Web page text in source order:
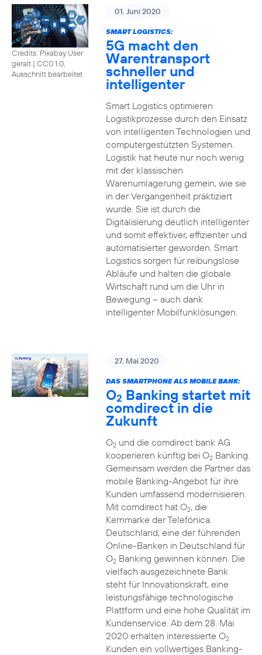
Credits: Pixabay User
geralt | CC0 1.0,
Ausschnitt bearbeitet
01. Juni 2020
SMART LOGISTICS:
5G macht den
Warentransport
schneller und
intelligenter
Smart Logistics optimieren
Logistikprozesse durch den Einsatz
von intelligenten Technologien und
computergestützten Systemen.
Logistik hat heute nur noch wenig
mit der klassischen
Warenumlagerung gemein, wie sie
in der Vergangenheit praktiziert
wurde. Sie ist durch die
Digitalisierung deutlich intelligenter
und somit effektiver, effizienter und
automatisierter geworden. Smart
Logistics sorgen für reibungslose
Abläufe und halten die globale
Wirtschaft rund um die Uhr in
Bewegung – auch dank
intelligenter Mobilfunklösungen.
27. Mai 2020
DAS SMARTPHONE ALS MOBILE BANK:
O2 Banking startet mit
comdirect in die
Zukunft
O2und die comdirect bank AG
kooperieren künftig bei O2Banking.
Gemeinsam werden die Partner das
mobile Banking-Angebot für ihre
Kunden umfassend modernisieren.
Mit comdirect hat O2, die
Kernmarke der Telefónica
Deutschland, eine der führenden
Online-Banken in Deutschland für
O2Banking gewinnen können. Die
vielfach ausgezeichnete Bank
steht für Innovationskraft, eine
leistungsfähige technologische
Plattform und eine hohe Qualität im
Kundenservice. Ab dem 28. Mai
2020 erhalten interessierte O2
Kunden ein vollwertiges Banking-